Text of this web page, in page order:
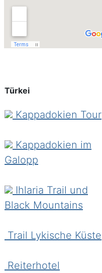
Türkei
Kappadokien Tour
Kappadokien im
Galopp
Ihlaria Trail und
Black Mountains
Trail Lykische Küste
Reiterhotel